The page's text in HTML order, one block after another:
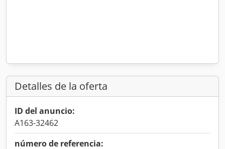
Detalles de la oferta
ID del anuncio:
A163-32462
número de referencia: